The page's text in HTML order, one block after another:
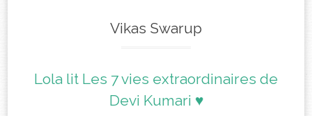
Vikas Swarup
Lola lit Les 7 vies extraordinaires de
Devi Kumari ♥